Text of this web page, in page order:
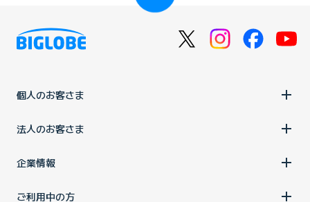
個人のお客さま
法人のお客さま
企業情報
ご利用中の方